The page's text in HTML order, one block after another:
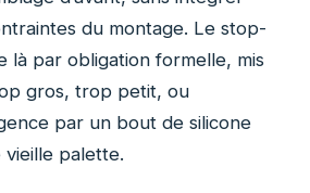
du montage. Le stop-
là par obligation formelle, mis
gros, trop petit, ou
par un bout de silicone
palette.